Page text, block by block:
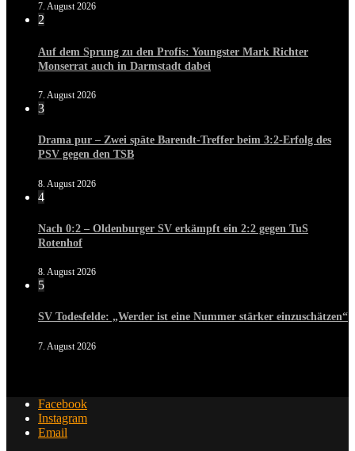
7. August 2026
2
Auf dem Sprung zu den Profis: Youngster Mark Richter
Monserrat auch in Darmstadt dabei
7. August 2026
3
Drama pur – Zwei späte Barendt-Treffer beim 3:2-Erfolg des
PSV gegen den TSB
8. August 2026
4
Nach 0:2 – Oldenburger SV erkämpft ein 2:2 gegen TuS
Rotenhof
8. August 2026
5
SV Todesfelde: „Werder ist eine Nummer stärker einzuschätzen“
7. August 2026
Facebook
Instagram
Email